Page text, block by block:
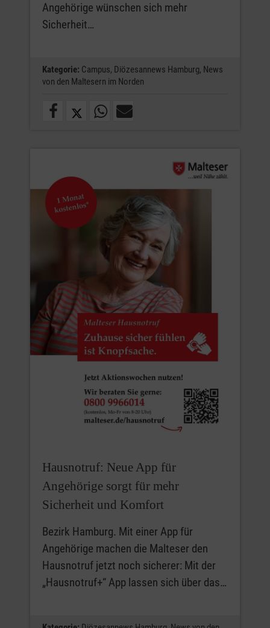
Angehörige wünschen sich mehr
Sicherheit…
Kategorie: Campus, Diözesannews Hamburg, News
von den Maltesern im Norden
Hausnotruf: Neue App für
Angehörige sorgt für mehr
Sicherheit und Komfort
Bezirk Hamburg. Mit einer App für
Angehörige machen die Malteser den
Hausnotruf jetzt noch sicherer: Mit der
„Hausnotruf+“ App lassen sich über das…